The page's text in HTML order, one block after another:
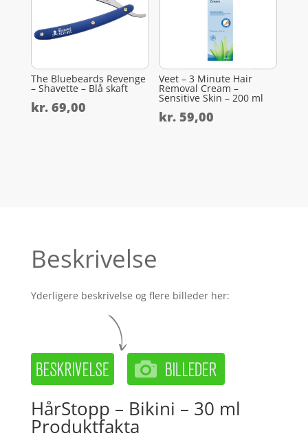
The Bluebeards Revenge
– Shavette – Blå skaft
kr.69,00
Veet – 3 Minute Hair
Removal Cream –
Sensitive Skin – 200 ml
kr. 59,00
Beskrivelse
Yderligere beskrivelse og flere billeder her:
HårStopp – Bikini – 30 ml
Produktfakta